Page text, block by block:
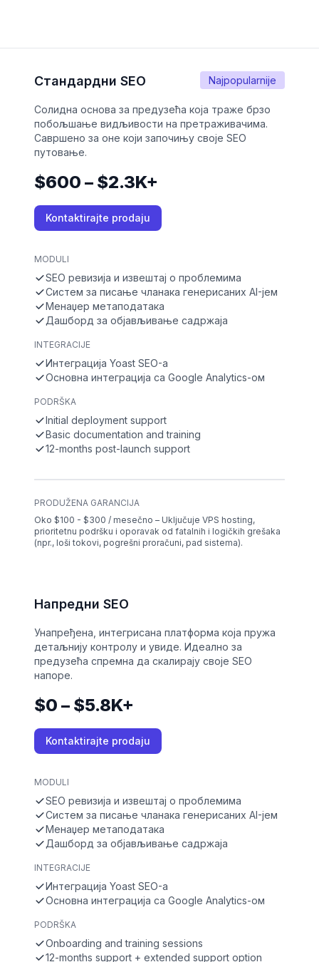
Najpopularnije
Стандардни SEO
Солидна основа за предузећа која траже брзо
побољшање видљивости на претраживачима.
Савршено за оне који започињу своје SEO
путовање.
$600 – $2.3K+
Kontaktirajte prodaju
MODULI
SEO ревизија и извештај о проблемима
Систем за писање чланака генерисаних AI-јем
Менаџер метаподатака
Дашборд за објављивање садржаја
INTEGRACIJE
Интеграција Yoast SEO-а
Основна интеграција са Google Analytics-ом
PODRŠKA
Initial deployment support
Basic documentation and training
12-months post-launch support
PRODUŽENA GARANCIJA
Oko $100 - $300 / mesečno – Uključuje VPS hosting,
prioritetnu podršku i oporavak od fatalnih i logičkih grešaka
(npr., loši tokovi, pogrešni proračuni, pad sistema).
Напредни SEO
Унапређена, интегрисана платформа која пружа
детаљнију контролу и увиде. Идеално за
предузећа спремна да скалирају своје SEO
напоре.
$0 – $5.8K+
Kontaktirajte prodaju
MODULI
SEO ревизија и извештај о проблемима
Систем за писање чланака генерисаних AI-јем
Менаџер метаподатака
Дашборд за објављивање садржаја
INTEGRACIJE
Интеграција Yoast SEO-а
Основна интеграција са Google Analytics-ом
PODRŠKA
Onboarding and training sessions
12-months support + extended support option